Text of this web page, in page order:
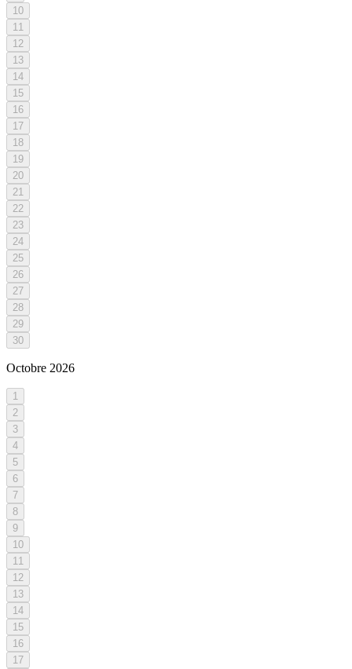
10
11
12
13
14
15
16
17
18
19
20
21
22
23
24
25
26
27
28
29
30
Octobre 2026
1
2
3
4
5
6
7
8
9
10
11
12
13
14
15
16
17